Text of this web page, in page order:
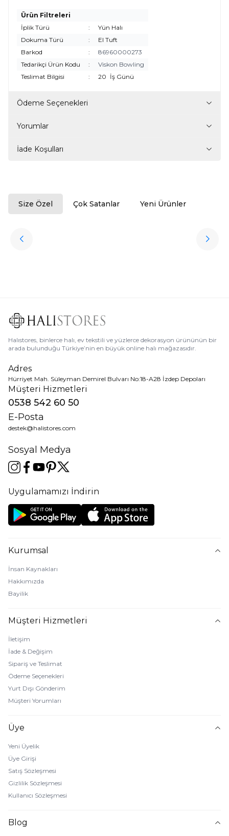
Ürün Filtreleri
İplik Türü
:
Yün Halı
Dokuma Türü
:
El Tuft
Barkod
:
86960000273
Tedarikçi Ürün Kodu
:
Viskon Bowling
Teslimat Bilgisi
: 20 İş Günü
Ödeme Seçenekleri
Yorumlar
İade Koşulları
Size Özel Çok Satanlar Yeni Ürünler
Favorilere Ekle
Halıstores
3.909,80
Halıstores, binlerce halı, ev tekstili ve yüzlerce dekorasyon ürününün bir
arada bulunduğu Türkiye’nin en büyük online halı mağazasıdır.
Adres
Hürriyet Mah. Süleyman Demirel Bulvarı No:18-A28 İzdep Depoları
Müşteri Hizmetleri
0538 542 60 50
E-Posta
destek@halistores.com
Sosyal Medya
Uygulamamızı İndirin
Kurumsal
İnsan Kaynakları
Hakkımızda
Bayilik
Müşteri Hizmetleri
İletişim
İade & Değişim
Sipariş ve Teslimat
Ödeme Seçenekleri
Yurt Dışı Gönderim
Müşteri Yorumları
Üye
Yeni Üyelik
Üye Girişi
Satış Sözleşmesi
Gizlilik Sözleşmesi
Kullanıcı Sözleşmesi
Blog